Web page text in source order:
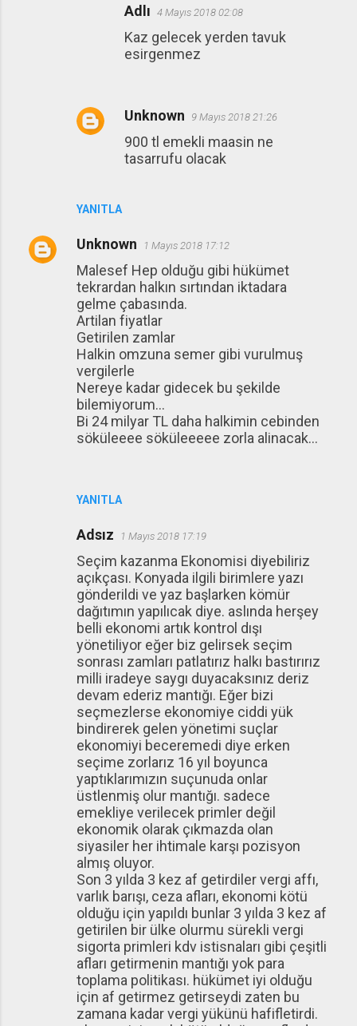
YANITLA
Adlı 4 Mayıs 2018 02:08
Kaz gelecek yerden tavuk
esirgenmez
Unknown 9 Mayıs 2018 21:26
900 tl emekli maasin ne
tasarrufu olacak
Unknown 1 Mayıs 2018 17:12
Malesef Hep olduğu gibi hükümet
tekrardan halkın sırtından iktadara
gelme çabasında.
Artilan fiyatlar
Getirilen zamlar
Halkin omzuna semer gibi vurulmuş
vergilerle
Nereye kadar gidecek bu şekilde
bilemiyorum...
Bi 24 milyar TL daha halkimin cebinden
söküleeee söküleeeee zorla alinacak...
YANITLA
Adsız 1 Mayıs 2018 17:19
Seçim kazanma Ekonomisi diyebiliriz
açıkçası. Konyada ilgili birimlere yazı
gönderildi ve yaz başlarken kömür
dağıtımın yapılıcak diye. aslında herşey
belli ekonomi artık kontrol dışı
yönetiliyor eğer biz gelirsek seçim
sonrası zamları patlatırız halkı bastırırız
milli iradeye saygı duyacaksınız deriz
devam ederiz mantığı. Eğer bizi
seçmezlerse ekonomiye ciddi yük
bindirerek gelen yönetimi suçlar
ekonomiyi beceremedi diye erken
seçime zorlarız 16 yıl boyunca
yaptıklarımızın suçunuda onlar
üstlenmiş olur mantığı. sadece
emekliye verilecek primler değil
ekonomik olarak çıkmazda olan
siyasiler her ihtimale karşı pozisyon
almış oluyor.
Son 3 yılda 3 kez af getirdiler vergi affı,
varlık barışı, ceza afları, ekonomi kötü
olduğu için yapıldı bunlar 3 yılda 3 kez af
getirilen bir ülke olurmu sürekli vergi
sigorta primleri kdv istisnaları gibi çeşitli
afları getirmenin mantığı yok para
toplama politikası. hükümet iyi olduğu
için af getirmez getirseydi zaten bu
zamana kadar vergi yükünü hafifletirdi.